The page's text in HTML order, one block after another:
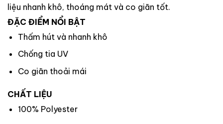
liệu nhanh khô, thoáng mát và co giãn tốt.
ĐẶC ĐIỂM NỔI BẬT
Thấm hút và nhanh khô
Chống tia UV
Co giãn thoải mái
CHẤT LIỆU
100% Polyester